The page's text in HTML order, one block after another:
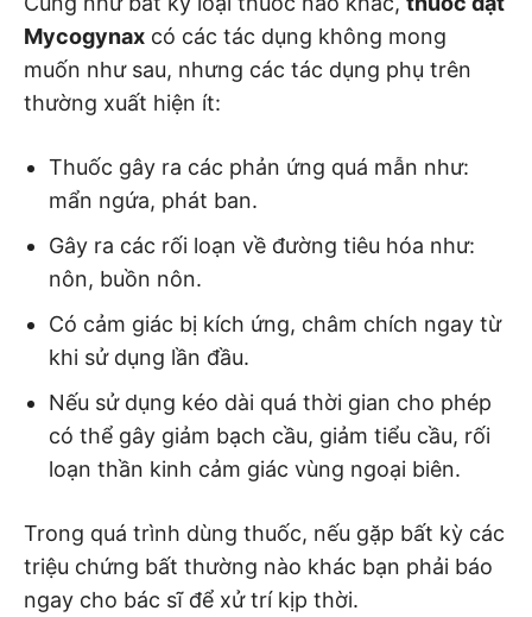
Mycogynax có các tác dụng không mong
muốn như sau, nhưng các tác dụng phụ trên
thường xuất hiện ít:
Thuốc gây ra các phản ứng quá mẫn như:
mẩn ngứa, phát ban.
Gây ra các rối loạn về đường tiêu hóa như:
nôn, buồn nôn.
Có cảm giác bị kích ứng, châm chích ngay từ
khi sử dụng lần đầu.
Nếu sử dụng kéo dài quá thời gian cho phép
có thể gây giảm bạch cầu, giảm tiểu cầu, rối
loạn thần kinh cảm giác vùng ngoại biên.
Trong quá trình dùng thuốc, nếu gặp bất kỳ các
triệu chứng bất thường nào khác bạn phải báo
ngay cho bác sĩ để xử trí kịp thời.